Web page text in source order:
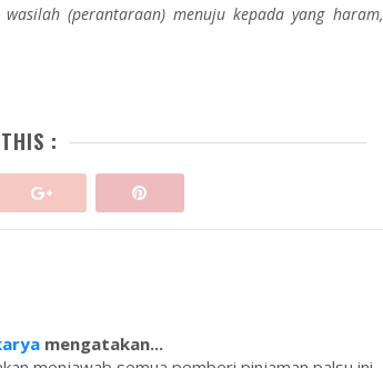
wasilah (perantaraan) menuju kepada yang haram,
:
mengatakan...